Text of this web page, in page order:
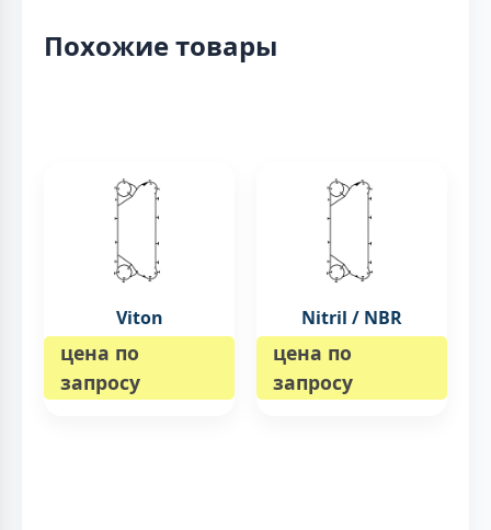
Похожие товары
Viton
цена по
запросу
Nitril / NBR
цена по
запросу